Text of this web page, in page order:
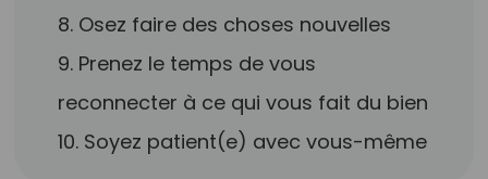
8. Osez faire des choses nouvelles
9. Prenez le temps de vous
reconnecter à ce qui vous fait du bien
10. Soyez patient(e) avec vous-même